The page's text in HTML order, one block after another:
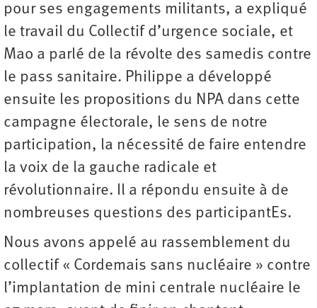
pour ses engagements militants, a expliqué
le travail du Collectif d’urgence sociale, et
Mao a parlé de la révolte des samedis contre
le pass sanitaire. Philippe a développé
ensuite les propositions du NPA dans cette
campagne électorale, le sens de notre
participation, la nécessité de faire entendre
la voix de la gauche radicale et
révolutionnaire. Il a répondu ensuite à de
nombreuses questions des participantEs.
Nous avons appelé au rassemblement du
collectif « Cordemais sans nucléaire » contre
l’implantation de mini centrale nucléaire le